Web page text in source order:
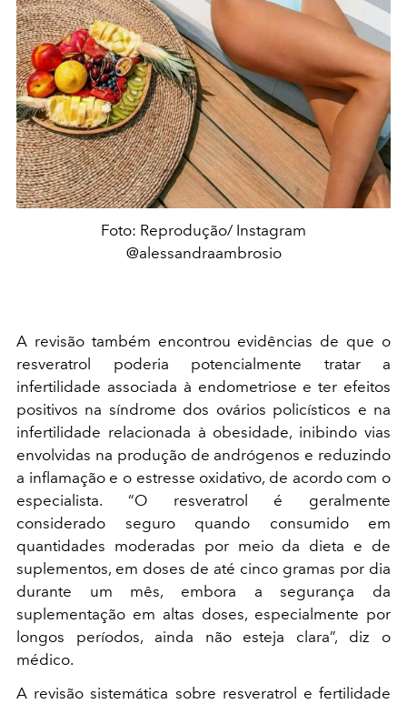
Foto: Reprodução/ Instagram
@alessandraambrosio
A revisão também encontrou evidências de que o
resveratrol poderia potencialmente tratar a
infertilidade associada à endometriose e ter efeitos
positivos na síndrome dos ovários policísticos e na
infertilidade relacionada à obesidade, inibindo vias
envolvidas na produção de andrógenos e reduzindo
a inflamação e o estresse oxidativo, de acordo com o
especialista. “O resveratrol é geralmente
considerado seguro quando consumido em
quantidades moderadas por meio da dieta e de
suplementos, em doses de até cinco gramas por dia
durante um mês, embora a segurança da
suplementação em altas doses, especialmente por
longos períodos, ainda não esteja clara”, diz o
médico.
A revisão sistemática sobre resveratrol e fertilidade